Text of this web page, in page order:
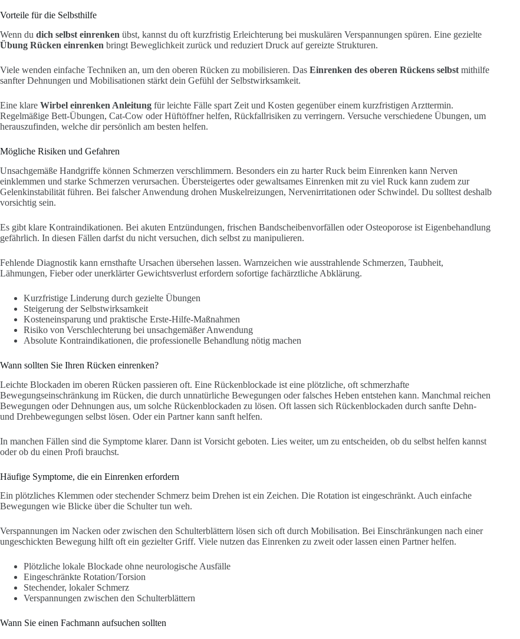
Vorteile für die Selbsthilfe
Wenn du dich selbst einrenken übst, kannst du oft kurzfristig Erleichterung bei muskulären Verspannungen spüren. Eine gezielte
Übung Rücken einrenken bringt Beweglichkeit zurück und reduziert Druck auf gereizte Strukturen.
Viele wenden einfache Techniken an, um den oberen Rücken zu mobilisieren. Das Einrenken des oberen Rückens selbst mithilfe
sanfter Dehnungen und Mobilisationen stärkt dein Gefühl der Selbstwirksamkeit.
Eine klare Wirbel einrenken Anleitung für leichte Fälle spart Zeit und Kosten gegenüber einem kurzfristigen Arzttermin.
Regelmäßige Bett-Übungen, Cat-Cow oder Hüftöffner helfen, Rückfallrisiken zu verringern. Versuche verschiedene Übungen, um
herauszufinden, welche dir persönlich am besten helfen.
Mögliche Risiken und Gefahren
Unsachgemäße Handgriffe können Schmerzen verschlimmern. Besonders ein zu harter Ruck beim Einrenken kann Nerven
einklemmen und starke Schmerzen verursachen. Übersteigertes oder gewaltsames Einrenken mit zu viel Ruck kann zudem zur
Gelenkinstabilität führen. Bei falscher Anwendung drohen Muskelreizungen, Nervenirritationen oder Schwindel. Du solltest deshalb
vorsichtig sein.
Es gibt klare Kontraindikationen. Bei akuten Entzündungen, frischen Bandscheibenvorfällen oder Osteoporose ist Eigenbehandlung
gefährlich. In diesen Fällen darfst du nicht versuchen, dich selbst zu manipulieren.
Fehlende Diagnostik kann ernsthafte Ursachen übersehen lassen. Warnzeichen wie ausstrahlende Schmerzen, Taubheit,
Lähmungen, Fieber oder unerklärter Gewichtsverlust erfordern sofortige fachärztliche Abklärung.
Kurzfristige Linderung durch gezielte Übungen
Steigerung der Selbstwirksamkeit
Kosteneinsparung und praktische Erste-Hilfe-Maßnahmen
Risiko von Verschlechterung bei unsachgemäßer Anwendung
Absolute Kontraindikationen, die professionelle Behandlung nötig machen
Wann sollten Sie Ihren Rücken einrenken?
Leichte Blockaden im oberen Rücken passieren oft. Eine Rückenblockade ist eine plötzliche, oft schmerzhafte
Bewegungseinschränkung im Rücken, die durch unnatürliche Bewegungen oder falsches Heben entstehen kann. Manchmal reichen
Bewegungen oder Dehnungen aus, um solche Rückenblockaden zu lösen. Oft lassen sich Rückenblockaden durch sanfte Dehn-
und Drehbewegungen selbst lösen. Oder ein Partner kann sanft helfen.
In manchen Fällen sind die Symptome klarer. Dann ist Vorsicht geboten. Lies weiter, um zu entscheiden, ob du selbst helfen kannst
oder ob du einen Profi brauchst.
Häufige Symptome, die ein Einrenken erfordern
Ein plötzliches Klemmen oder stechender Schmerz beim Drehen ist ein Zeichen. Die Rotation ist eingeschränkt. Auch einfache
Bewegungen wie Blicke über die Schulter tun weh.
Verspannungen im Nacken oder zwischen den Schulterblättern lösen sich oft durch Mobilisation. Bei Einschränkungen nach einer
ungeschickten Bewegung hilft oft ein gezielter Griff. Viele nutzen das Einrenken zu zweit oder lassen einen Partner helfen.
Plötzliche lokale Blockade ohne neurologische Ausfälle
Eingeschränkte Rotation/Torsion
Stechender, lokaler Schmerz
Verspannungen zwischen den Schulterblättern
Wann Sie einen Fachmann aufsuchen sollten